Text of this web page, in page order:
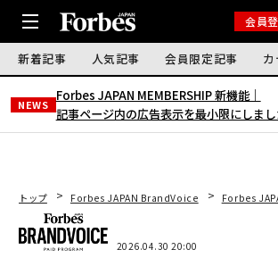
会員
新着記事 人気記事 会員限定記事 カ
NEWS
Forbes JAPAN MEMBERSHIP 新機能｜
記事ページ内の広告表示を最小限にしま
トップ Forbes JAPAN BrandVoice Forbes
2026.04.30 20:00